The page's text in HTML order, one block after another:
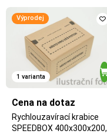
Výprodej
1 varianta
Cena na dotaz
Rychlouzavírací krabice
SPEEDBOX 400x300x200,